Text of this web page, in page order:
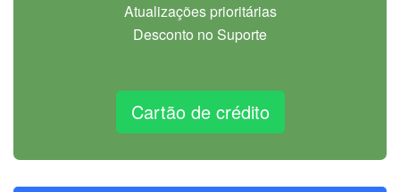
Atualizações prioritárias
Desconto no Suporte
Cartão de crédito